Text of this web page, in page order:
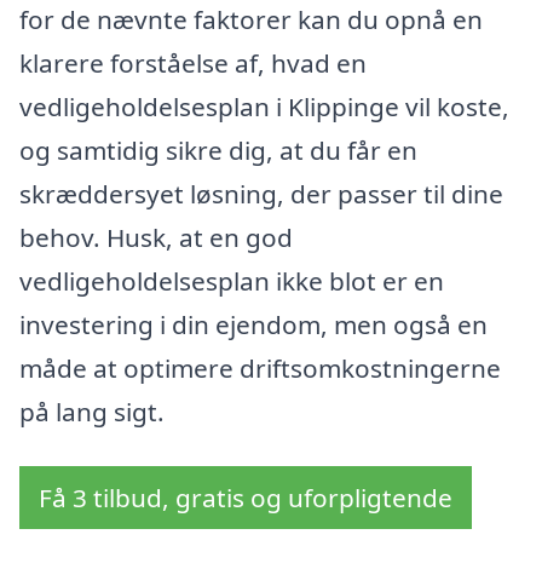
for de nævnte faktorer kan du opnå en
klarere forståelse af, hvad en
vedligeholdelsesplan i Klippinge vil koste,
og samtidig sikre dig, at du får en
skræddersyet løsning, der passer til dine
behov. Husk, at en god
vedligeholdelsesplan ikke blot er en
investering i din ejendom, men også en
måde at optimere driftsomkostningerne
på lang sigt.
Få 3 tilbud, gratis og uforpligtende